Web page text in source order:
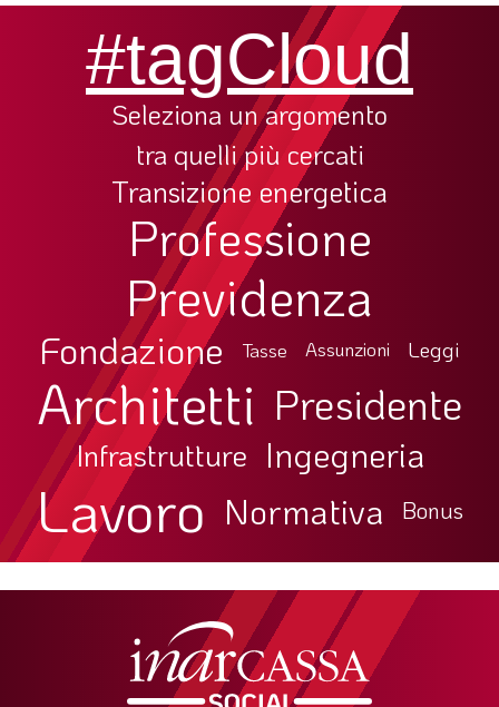
#tagCloud
Seleziona un argomento
tra quelli più cercati
Transizione energetica
Professione
Previdenza
Fondazione Tasse Assunzioni Leggi
Architetti Presidente
Infrastrutture Ingegneria
Lavoro Normativa Bonus